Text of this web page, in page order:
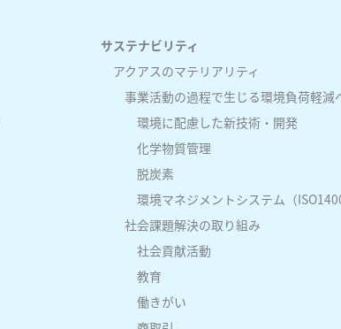
サステナビリティ
アクアスのマテリアリティ
事業活動の過程で生じる環境負荷軽減
環境に配慮した新技術・開発
化学物質管理
脱炭素
環境マネジメントシステム（
社会課題解決の取り組み
社会貢献活動
教育
働きがい